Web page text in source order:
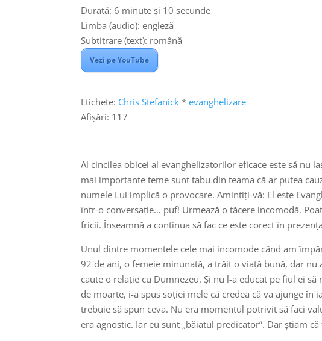
Durată: 6 minute și 10 secunde
Limba (audio): engleză
Subtitrare (text): română
Vezi pe YouTube
Etichete: Chris Stefanick *evanghelizare
Afișări: 117
Al cincilea obicei al evanghelizatorilor eficace este să nu
mai importante teme sunt tabu din teama că ar putea
numele Lui implică o provocare. Amintiți-vă: El este
într-o conversație… puf! Urmează o tăcere incomodă.
fricii. Înseamnă a continua să fac ce este corect în
Unul dintre momentele cele mai incomode când am
92 de ani, o femeie minunată, a trăit o viață bună, dar
caute o relație cu Dumnezeu. Și nu l-a educat pe fiul ei
de moarte, i-a spus soției mele că credea că va ajunge
trebuie să spun ceva. Nu era momentul potrivit să faci
era agnostic. Iar eu sunt „băiatul predicator”. Dar știam